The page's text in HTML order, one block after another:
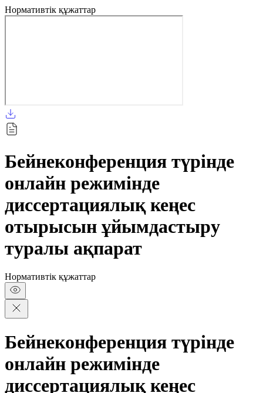
Нормативтік құжаттар
Бейнеконференция түрінде
онлайн режимінде
диссертациялық кеңес
отырысын ұйымдастыру
туралы ақпарат
Нормативтік құжаттар
Бейнеконференция түрінде
онлайн режимінде
диссертациялық кеңес